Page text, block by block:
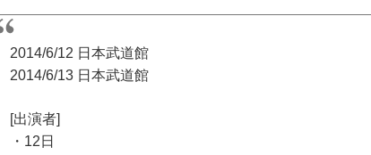
2014/6/12 日本武道館
2014/6/13 日本武道館
[出演者]
・12日